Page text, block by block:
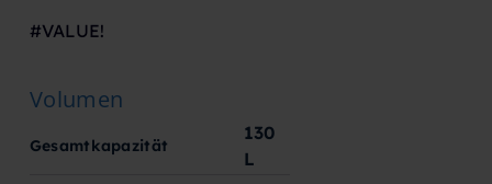
#VALUE!
Volumen
Gesamtkapazität
130
L